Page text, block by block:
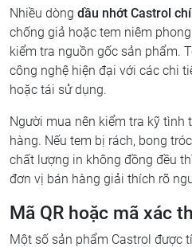
Nhiều dòng dầu nhớt Castrol
chống giả hoặc tem niêm
kiểm tra nguồn gốc sản phẩm.
công nghệ hiện đại với các chi
hoặc tái sử dụng.
Người mua nên kiểm tra kỹ tình
hàng. Nếu tem bị rách, bong
chất lượng in không đồng đều
đơn vị bán hàng giải thích rõ
Mã QR hoặc mã xác
Một số sản phẩm Castrol được